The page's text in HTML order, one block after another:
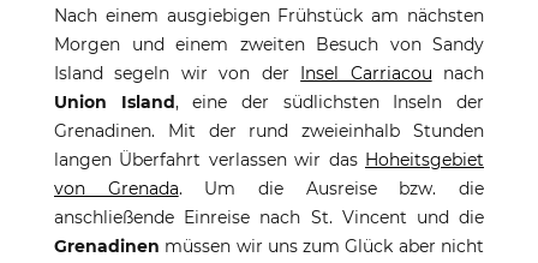
Nach einem ausgiebigen Frühstück am nächsten
Morgen und einem zweiten Besuch von Sandy
Island segeln wir von der Insel Carriacou nach
Union Island, eine der südlichsten Inseln der
Grenadinen. Mit der rund zweieinhalb Stunden
langen Überfahrt verlassen wir das Hoheitsgebiet
von Grenada. Um die Ausreise bzw. die
anschließende Einreise nach St. Vincent und die
Grenadinen müssen wir uns zum Glück aber nicht